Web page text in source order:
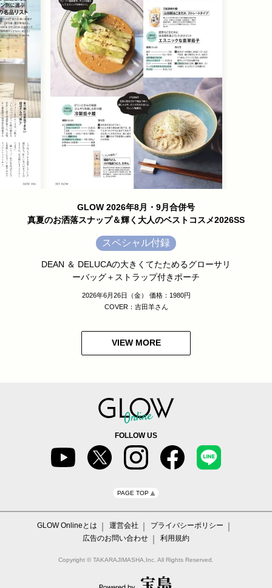
GLOW 2026年8月・9月合併号
真夏のお洒落スナップ＆輝く大人のベストコスメ2026SS
スペシャル付録
DEAN ＆ DELUCAの大きくてたためるグローサリ
ーバッグ＋ストラップ付きポーチ
2026年6月26日（金） 価格：1980円
COVER：吉田羊さん
VIEW MORE
FOLLOW US
PAGE TOP
GLOW Onlineとは 運営会社
プライバシーポリシー
広告のお問い合わせ
利用規約
Copyright © TAKARAJIMASHA,Inc. All Rights Reserved.